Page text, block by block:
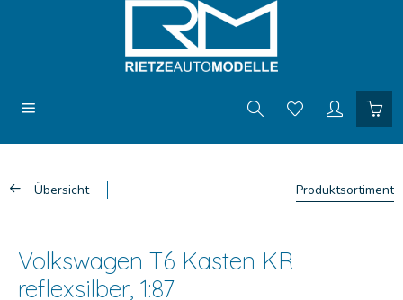
Übersicht Produktsortiment
Volkswagen T6 Kasten KR
reflexsilber, 1:87